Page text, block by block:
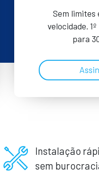
Sem limites
velocidade.
para
Instalação
sem